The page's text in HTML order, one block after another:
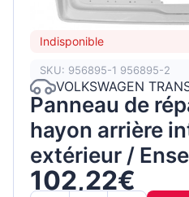
Indisponible
SKU: 956895-1 956895-2
VOLKSWAGEN
Panneau de
hayon arrière
extérieur /
102,22€